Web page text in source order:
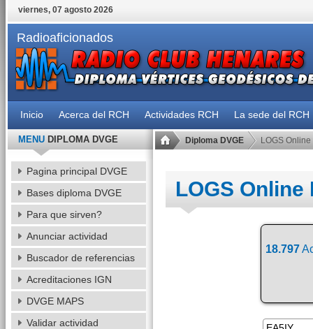
viernes, 07 agosto 2026
Radioaficionados
Inicio Acerca del RCH Actividades RCH La sede del RCH
Diploma DVGE LOGS Online
LOGS Online
18.797
MENUDIPLOMA DVGE
Pagina principal DVGE
Bases diploma DVGE
Para que sirven?
Anunciar actividad
Buscador de referencias
Acreditaciones IGN
DVGE MAPS
Validar actividad